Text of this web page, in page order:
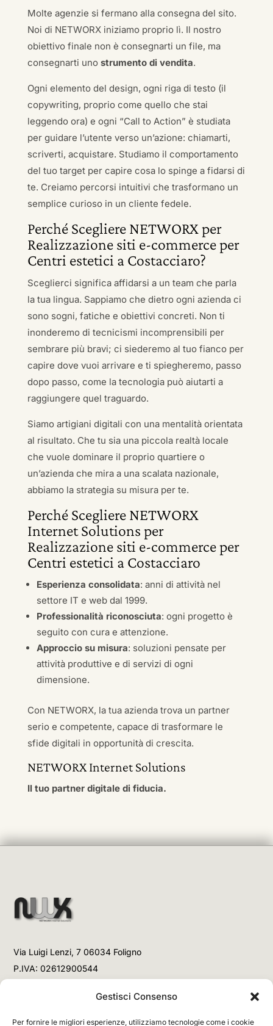
Gestisci Consenso
Per fornire le migliori esperienze, utilizziamo tecnologie come i cookie
Molte agenzie si fermano alla consegna del sito.
Noi di NETWORX iniziamo proprio lì. Il nostro
obiettivo finale non è consegnarti un file, ma
consegnarti uno strumento di vendita.
Ogni elemento del design, ogni riga di testo (il
copywriting, proprio come quello che stai
leggendo ora) e ogni “Call to Action” è studiata
per guidare l’utente verso un’azione: chiamarti,
scriverti, acquistare. Studiamo il comportamento
del tuo target per capire cosa lo spinge a fidarsi di
te. Creiamo percorsi intuitivi che trasformano un
semplice curioso in un cliente fedele.
Perché Scegliere NETWORX per
Realizzazione siti e-commerce per
Centri estetici a Costacciaro?
Sceglierci significa affidarsi a un team che parla
la tua lingua. Sappiamo che dietro ogni azienda ci
sono sogni, fatiche e obiettivi concreti. Non ti
inonderemo di tecnicismi incomprensibili per
sembrare più bravi; ci siederemo al tuo fianco per
capire dove vuoi arrivare e ti spiegheremo, passo
dopo passo, come la tecnologia può aiutarti a
raggiungere quel traguardo.
Siamo artigiani digitali con una mentalità orientata
al risultato. Che tu sia una piccola realtà locale
che vuole dominare il proprio quartiere o
un’azienda che mira a una scalata nazionale,
abbiamo la strategia su misura per te.
Perché Scegliere NETWORX
Internet Solutions per
Realizzazione siti e-commerce per
Centri estetici a Costacciaro
Esperienza consolidata: anni di attività nel
settore IT e web dal 1999.
Professionalità riconosciuta: ogni progetto è
seguito con cura e attenzione.
Approccio su misura: soluzioni pensate per
attività produttive e di servizi di ogni
dimensione.
Con NETWORX, la tua azienda trova un partner
serio e competente, capace di trasformare le
sfide digitali in opportunità di crescita.
NETWORX Internet Solutions
Il tuo partner digitale di fiducia.
Via Luigi Lenzi, 7 06034 Foligno
P.IVA: 02612900544